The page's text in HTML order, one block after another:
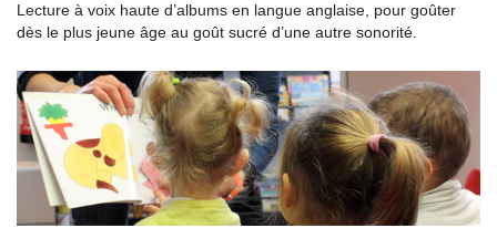
Lecture à voix haute d’albums en langue anglaise, pour goûter
dès le plus jeune âge au goût sucré d’une autre sonorité.